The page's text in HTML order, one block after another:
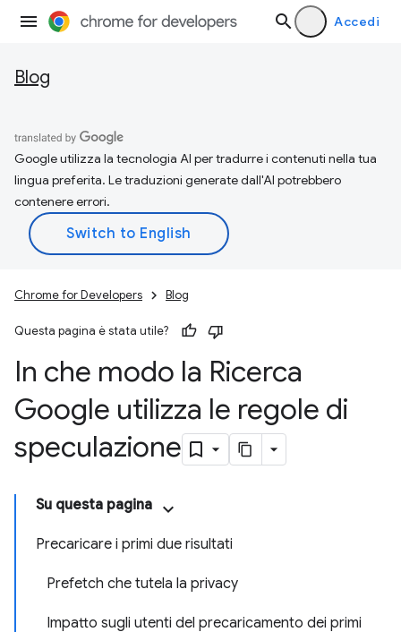
Accedi
Blog
Google utilizza la tecnologia AI per tradurre i contenuti nella tua
lingua preferita. Le traduzioni generate dall'AI potrebbero
contenere errori.
Chrome for Developers Blog
Questa pagina è stata utile?
In che modo la Ricerca
Google utilizza le regole di
speculazione
Su questa pagina
Precaricare i primi due risultati
Prefetch che tutela la privacy
Impatto sugli utenti del precaricamento dei primi